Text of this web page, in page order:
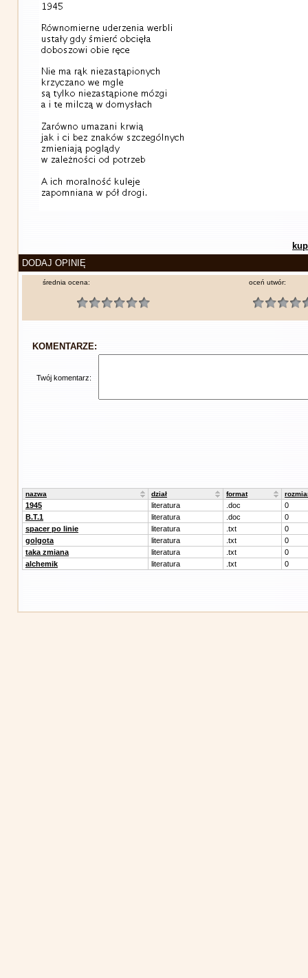
DODAJ OPINIĘ
średnia ocena: oceń utwór:
KOMENTARZE:
Twój komentarz:
nazwa dział format
1945 literatura .doc
0
B.T.1
literatura .doc
0
spacer po linie
literatura .txt
0
golgota
literatura .txt
0
taka zmiana
literatura .txt
0
alchemik
literatura .txt 0